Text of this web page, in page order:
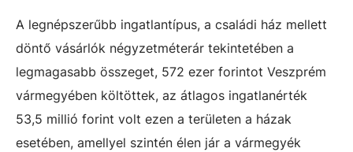
A legnépszerűbb ingatlantípus, a családi ház mellett
döntő vásárlók négyzetméterár tekintetében a
legmagasabb összeget, 572 ezer forintot Veszprém
vármegyében költöttek, az átlagos ingatlanérték
53,5 millió forint volt ezen a területen a házak
esetében, amellyel szintén élen jár a vármegyék